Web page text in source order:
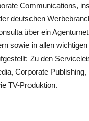
Communications,
deutschen
über ein
sowie in allen
Zu den
Corporate
TV-Produktion.